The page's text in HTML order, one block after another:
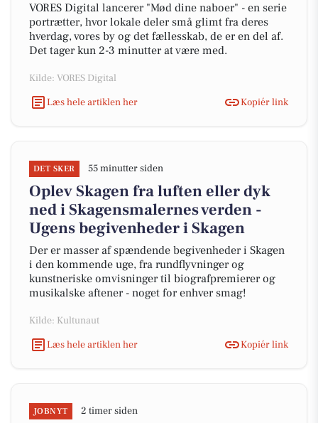
VORES Digital lancerer "Mød dine naboer" - en serie
portrætter, hvor lokale deler små glimt fra deres
hverdag, vores by og det fællesskab, de er en del af.
Det tager kun 2-3 minutter at være med.
Kilde: VORES Digital
Læs hele artiklen her
Kopiér link
DET SKER 55 minutter siden
Oplev Skagen fra luften eller dyk
ned i Skagensmalernes verden -
Ugens begivenheder i Skagen
Der er masser af spændende begivenheder i Skagen
i den kommende uge, fra rundflyvninger og
kunstneriske omvisninger til biografpremierer og
musikalske aftener - noget for enhver smag!
Kilde: Kultunaut
Læs hele artiklen her
Kopiér link
JOBNYT 2 timer siden